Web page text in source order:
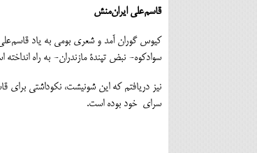
قاسم‌علی ایران‌منش
کیوس گوران آمد و شعری بومی به یاد
سوادکوه- نبض تپندۀ مازندران- به راه انداخته
سرای خود بوده است.